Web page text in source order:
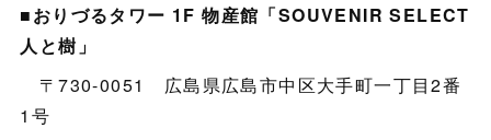
■おりづるタワー 1F 物産館「SOUVENIR SELECT
人と樹」
〒730-0051 広島県広島市中区大手町一丁目2番
1号